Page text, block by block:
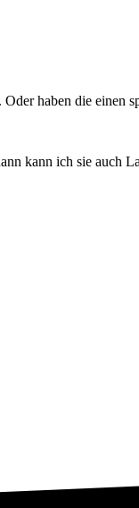
haben die einen
kann ich sie auch